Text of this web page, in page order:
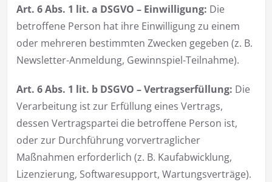
Art. 6 Abs. 1 lit. a DSGVO – Einwilligung: Die
betroffene Person hat ihre Einwilligung zu einem
oder mehreren bestimmten Zwecken gegeben (z. B.
Newsletter-Anmeldung, Gewinnspiel-Teilnahme).
Art. 6 Abs. 1 lit. b DSGVO – Vertragserfüllung: Die
Verarbeitung ist zur Erfüllung eines Vertrags,
dessen Vertragspartei die betroffene Person ist,
oder zur Durchführung vorvertraglicher
Maßnahmen erforderlich (z. B. Kaufabwicklung,
Lizenzierung, Softwaresupport, Wartungsverträge).